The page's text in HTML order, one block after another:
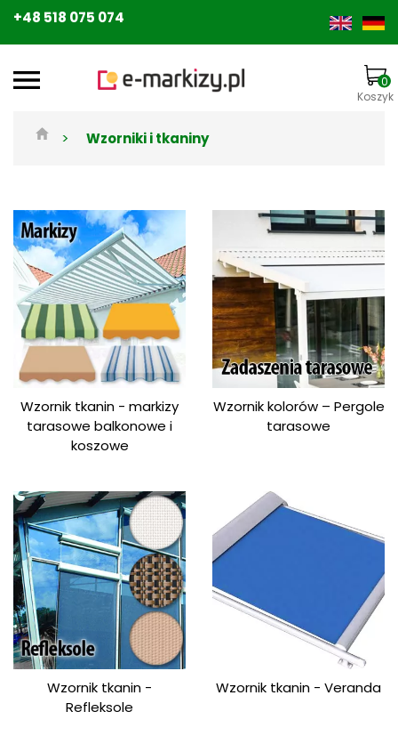
+48 518 075 074
0
Koszyk
> Wzorniki i tkaniny
Wzornik tkanin - markizy
tarasowe balkonowe i
koszowe
Wzornik kolorów – Pergole
tarasowe
Wzornik tkanin -
Refleksole
Wzornik tkanin - Veranda